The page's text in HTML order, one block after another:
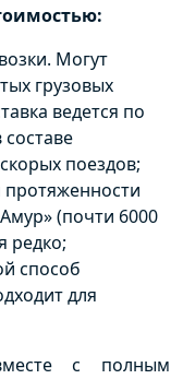
Могут
грузовых
ведется по
поездов;
протяженности
(почти 6000
редко;
способ
для
с полным